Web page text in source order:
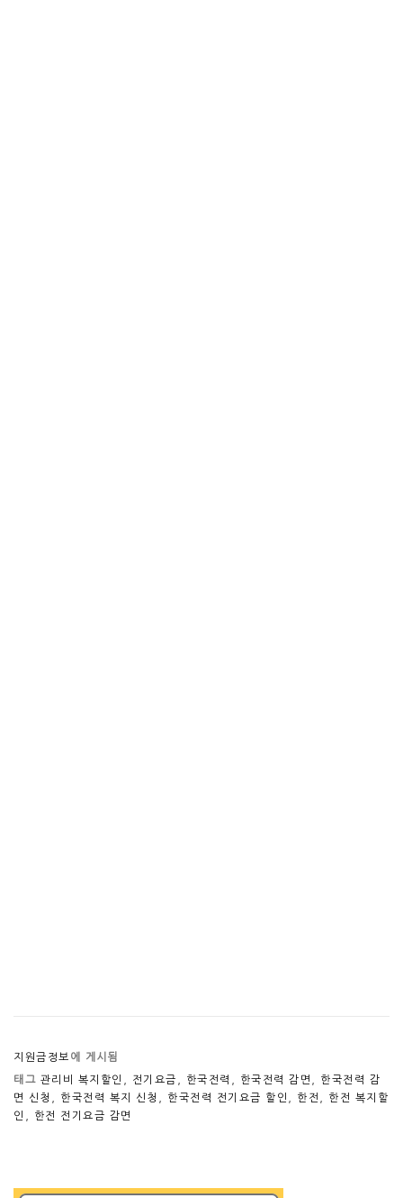
지원금정보 에 게시됨
태그 관리비 복지할인 전기요금 한국전력 한국전력 감면
한국전력 감
면 신청
한국전력 복지 신청 한국전력 전기요금 할인 한전
한전 복지할
인
한전 전기요금 감면